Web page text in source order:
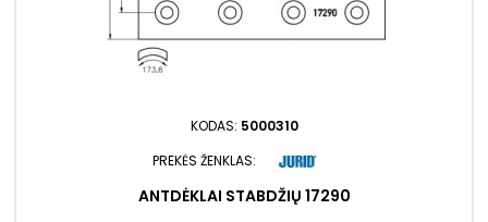
KODAS: 5000310
PREKĖS ŽENKLAS:
ANTDĖKLAI STABDŽIŲ 17290